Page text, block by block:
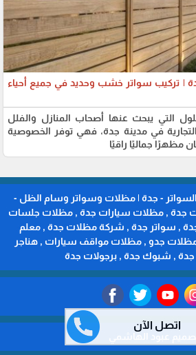
اتصل الآن
| تركيب سواتر خشب وحديد في جميع أحياء
التي يبحث عنها أصحاب المنازل والفلل
في مدينة جدة، فهي توفر الخصوصية
مظهرًا جماليًا راقيًا
- جدة | مظلات وسواتر وسام الظل -
© مظلات جدة , مظلات سيارات جدة , مظلات جلسات
, سواتر جدة , شركة مظلات جدة , معلم
جدو , مظلات مواقف سيارات , هناجر
جدة , شبوك جدة , برجولات جدة
عبود الهاشمي